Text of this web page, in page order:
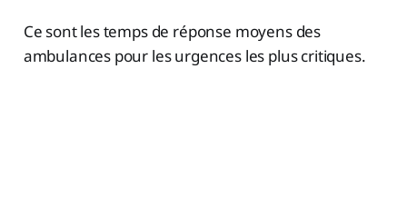
Ce sont les temps de réponse moyens des
ambulances pour les urgences les plus critiques.